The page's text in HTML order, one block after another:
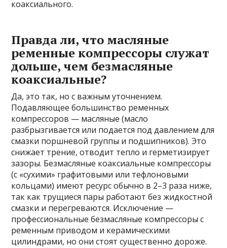
коаксиального.
Правда ли, что масляные
ременные компрессоры служат
дольше, чем безмасляные
коаксиальные?
Да, это так, но с важным уточнением.
Подавляющее большинство ременных
компрессоров — масляные (масло
разбрызгивается или подается под давлением для
смазки поршневой группы и подшипников). Это
снижает трение, отводит тепло и герметизирует
зазоры. Безмасляные коаксиальные компрессоры
(с «сухими» графитовыми или тефлоновыми
кольцами) имеют ресурс обычно в 2–3 раза ниже,
так как трущиеся пары работают без жидкостной
смазки и перегреваются. Исключение —
профессиональные безмасляные компрессоры с
ременным приводом и керамическими
цилиндрами, но они стоят существенно дороже.